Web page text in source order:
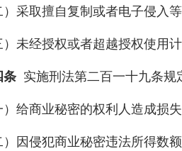
取擅自复制或者电子侵入等
经授权或者超越授权使用计
实施刑法第二百一十九条规
商业秘密的权利人造成损失
侵犯商业秘密违法所得数额